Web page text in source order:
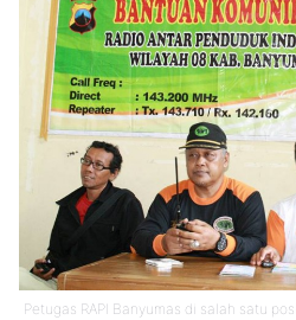
Petugas RAPI Banyumas di salah satu